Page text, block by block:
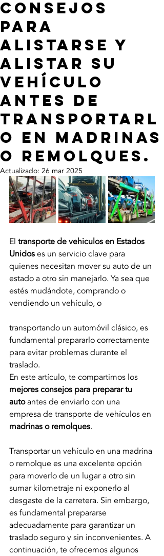
ConSejos
para
alistarse y
alistar su
Vehículo
antes de
transportarl
o en Madrinas
o remolques.
Actualizado: 26 mar 2025
El transporte de vehiculos en Estados
Unidos es un servicio clave para
quienes necesitan mover su auto de un
estado a otro sin manejarlo. Ya sea que
estés mudándote, comprando o
vendiendo un vehículo, o
transportando un automóvil clásico, es
fundamental prepararlo correctamente
para evitar problemas durante el
traslado.
En este artículo, te compartimos los
mejores consejos para preparar tu
auto antes de enviarlo con una
empresa de transporte de vehículos en
madrinas o remolques.
Transportar un vehículo en una madrina
o remolque es una excelente opción
para moverlo de un lugar a otro sin
sumar kilometraje ni exponerlo al
desgaste de la carretera. Sin embargo,
es fundamental prepararse
adecuadamente para garantizar un
traslado seguro y sin inconvenientes. A
continuación, te ofrecemos algunos